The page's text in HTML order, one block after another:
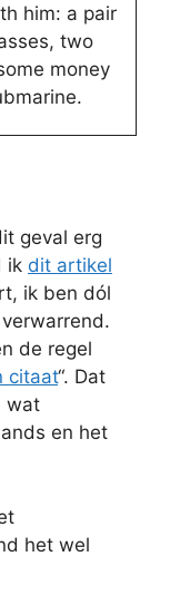
him: a pair
two
money
geval erg
ik dit artikel
ik ben dól
de regel
citaat“. Dat
wat
en het
het wel